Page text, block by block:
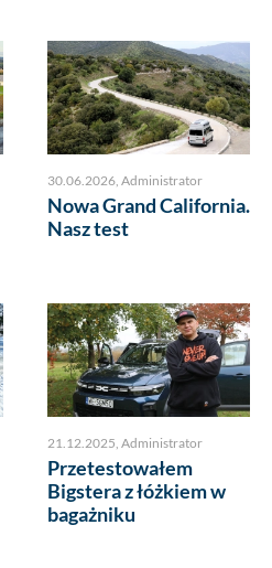
30.06.2026 Administrator
Nowa Grand California.
Nasz test
21.12.2025, Administrator
Przetestowałem
Bigstera z łóżkiem w
bagażniku